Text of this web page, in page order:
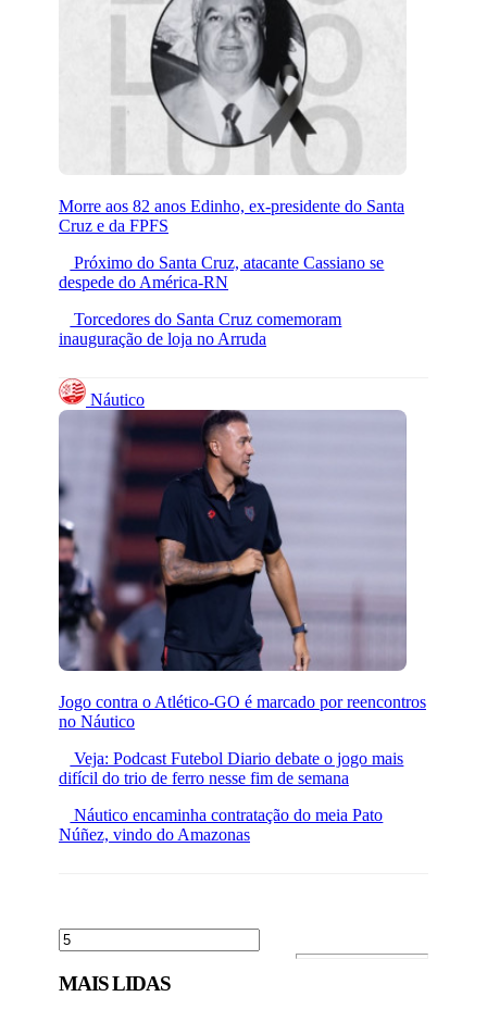
Morre aos 82 anos Edinho, ex-presidente do Santa
Cruz e da FPFS
Próximo do Santa Cruz, atacante Cassiano se
despede do América-RN
Torcedores do Santa Cruz comemoram
inauguração de loja no Arruda
Náutico
Jogo contra o Atlético-GO é marcado por reencontros
no Náutico
Veja: Podcast Futebol Diario debate o jogo mais
difícil do trio de ferro nesse fim de semana
Náutico encaminha contratação do meia Pato
Núñez, vindo do Amazonas
MAIS LIDAS